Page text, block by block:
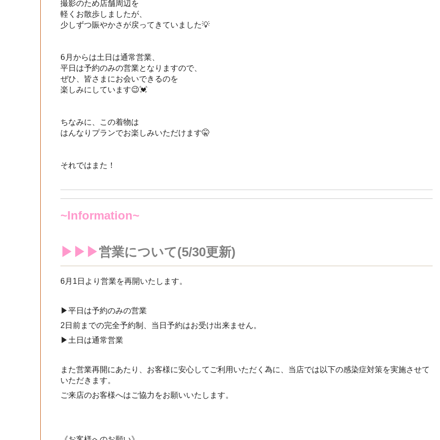
撮影のため店舗周辺を
軽くお散歩しましたが、
少しずつ賑やかさが戻ってきていました💡
6月からは土日は通常営業、
平日は予約のみの営業となりますので、
ぜひ、皆さまにお会いできるのを
楽しみにしています😉💓
ちなみに、この着物は
はんなりプランでお楽しみいただけます🤫
それではまた！
~Information~
▶︎▶︎▶︎営業について(5/30更新)
6月1日より営業を再開いたします。
▶︎平日は予約のみの営業
2日前までの完全予約制、当日予約はお受け出来ません。
▶︎土日は通常営業
また営業再開にあたり、お客様に安心してご利用いただく為に、当店では以下の感染症対策を実施させて
いただきます。
ご来店のお客様へはご協力をお願いいたします。